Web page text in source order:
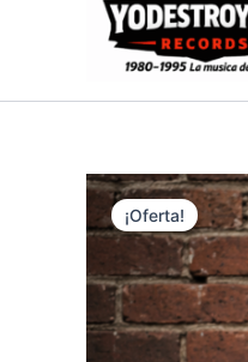
¡Oferta!